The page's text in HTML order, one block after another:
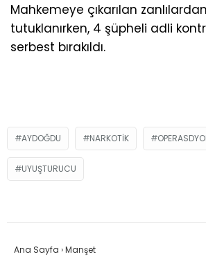
Mahkemeye çıkarılan zanlılardan
tutuklanırken, 4 şüpheli adli
serbest bırakıldı.
AYDOĞDU NARKOTIK
UYUŞTURUCU
Ana Sayfa ›Manşet